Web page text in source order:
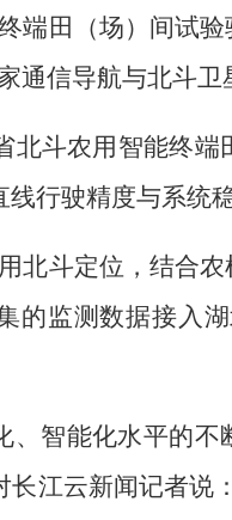
端田（场）间试
通信导航与北斗
北斗农用智能终
行驶精度与系统
北斗定位，结合
的监测数据接入
、智能化水平的
江云新闻记者说